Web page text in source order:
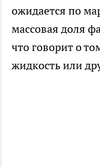
ожидается по
массовая доля
что говорит о
жидкость или